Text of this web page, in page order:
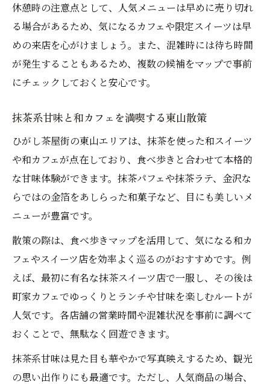
休憩時の注意点として、人気メニューは早めに売り切れ
る場合があるため、気になるカフェや限定スイーツは早
めの来店を心がけましょう。また、混雑時には待ち時間
が発生することもあるため、複数の候補をマップで事前
にチェックしておくと安心です。
抹茶系甘味と和カフェを満喫する東山散策
ひがし茶屋街の東山エリアは、抹茶を使った和スイーツ
や和カフェが点在しており、食べ歩きと合わせて本格的
な甘味体験ができます。抹茶パフェや抹茶ラテ、金沢な
らではの金箔をあしらった和菓子など、目にも美しいメ
ニューが豊富です。
散策の際は、食べ歩きマップを活用して、気になる和カ
フェやスイーツ店を効率よく巡るのがおすすめです。例
えば、最初に有名な抹茶スイーツ店で一服し、その後は
町家カフェでゆっくりとランチや甘味を楽しむルートが
人気です。各店舗の営業時間や混雑状況を事前に調べて
おくことで、無駄なく回遊できます。
抹茶系甘味は見た目も華やかで写真映えするため、観光
の思い出作りにも最適です。ただし、人気商品の場合、